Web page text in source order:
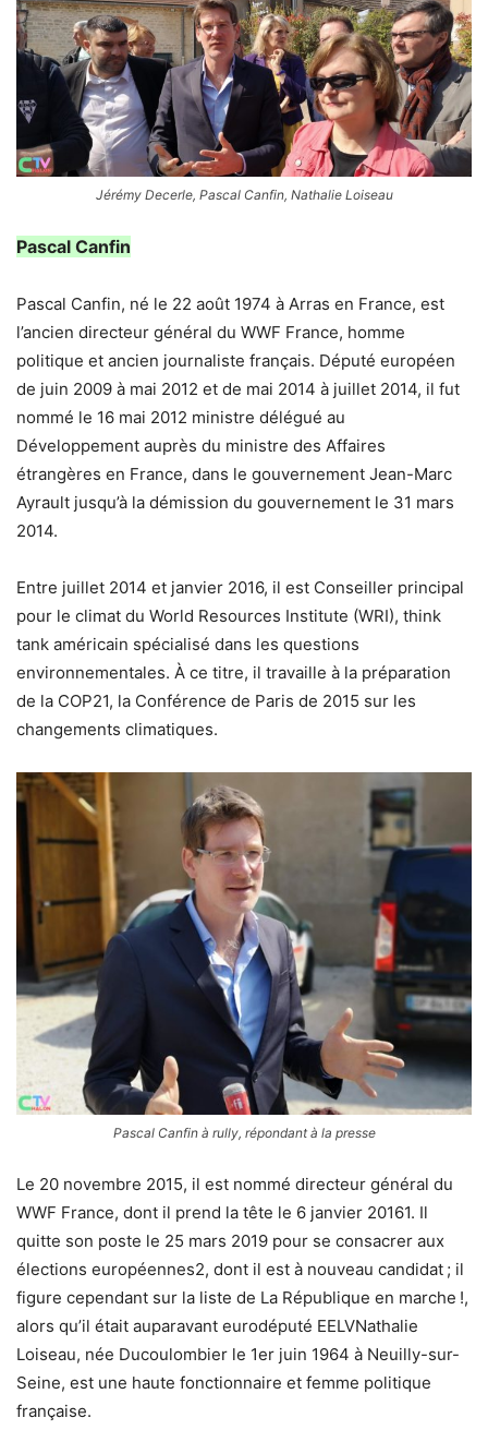
Jérémy Decerle, Pascal Canfin, Nathalie Loiseau
Pascal Canfin
Pascal Canfin, né le 22 août 1974 à Arras en France, est
l’ancien directeur général du WWF France, homme
politique et ancien journaliste français. Député européen
de juin 2009 à mai 2012 et de mai 2014 à juillet 2014, il fut
nommé le 16 mai 2012 ministre délégué au
Développement auprès du ministre des Affaires
étrangères en France, dans le gouvernement Jean-Marc
Ayrault jusqu’à la démission du gouvernement le 31 mars
2014.
Entre juillet 2014 et janvier 2016, il est Conseiller principal
pour le climat du World Resources Institute (WRI), think
tank américain spécialisé dans les questions
environnementales. À ce titre, il travaille à la préparation
de la COP21, la Conférence de Paris de 2015 sur les
changements climatiques.
Pascal Canfin à rully, répondant à la presse
Le 20 novembre 2015, il est nommé directeur général du
WWF France, dont il prend la tête le 6 janvier 20161. Il
quitte son poste le 25 mars 2019 pour se consacrer aux
élections européennes2, dont il est à nouveau candidat ; il
figure cependant sur la liste de La République en marche !,
alors qu’il était auparavant eurodéputé EELVNathalie
Loiseau, née Ducoulombier le 1er juin 1964 à Neuilly-sur-
Seine, est une haute fonctionnaire et femme politique
française.